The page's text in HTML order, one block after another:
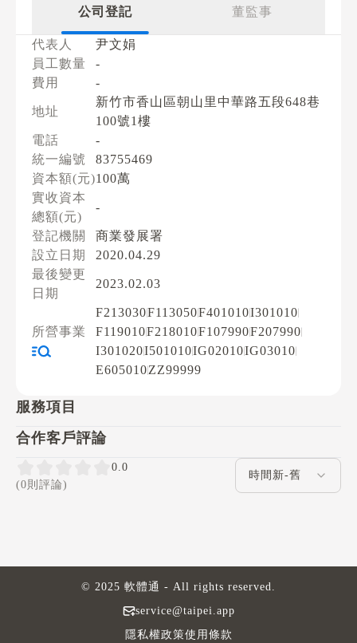
公司登記 董監事
代表人
尹文娟
員工數量
-
費用
-
地址
新竹市香山區朝山里中華路五段648巷
100號1樓
電話
-
統一編號
83755469
資本額(元)100萬
實收資本
總額(元)
-
登記機關
商業發展署
設立日期
2020.04.29
最後變更
日期
2023.02.03
所營事業
F213030F113050F401010I301010
F119010F218010F107990F207990
I301020I501010IG02010IG03010
E605010ZZ99999
服務項目
合作客戶評論
0.0
(0則評論)
評論排序
service@taipei.app
© 2025 軟體通 - All rights reserved.
隱私權政策使用條款